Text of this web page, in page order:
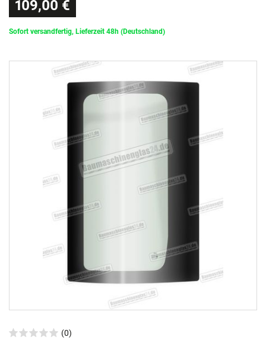
109,00 €
Sofort versandfertig, Lieferzeit 48h (Deutschland)
(0)